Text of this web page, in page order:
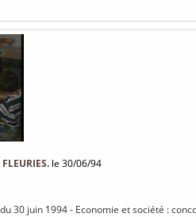
le 30/06/94
30 juin 1994 - Economie et société :